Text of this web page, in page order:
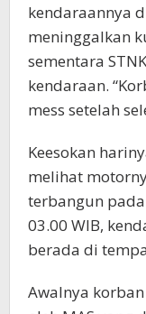
kendaraannya
meninggalkan
sementara
kendaraan.
mess setelah
Keesokan
melihat
terbangun
03.00 WIB,
berada di
Awalnya